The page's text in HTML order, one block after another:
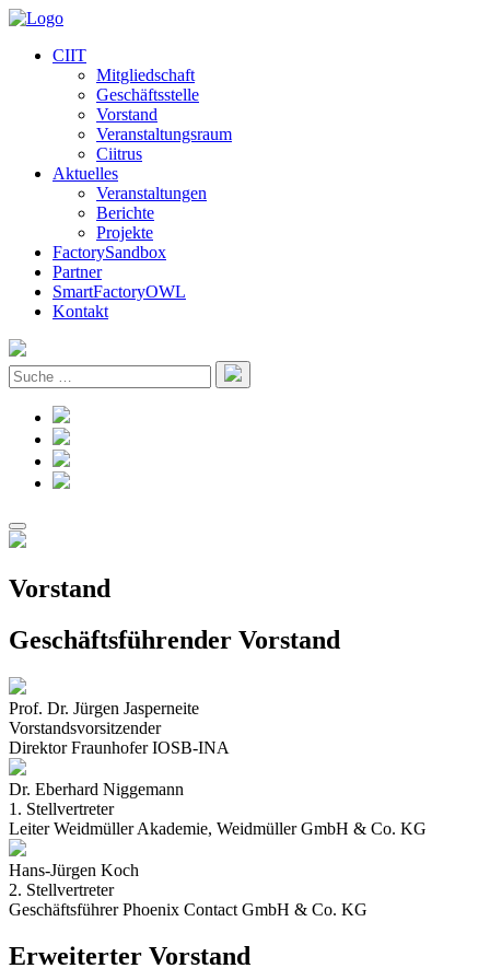
CIIT
Mitgliedschaft
Geschäftsstelle
Vorstand
Veranstaltungsraum
Ciitrus
Aktuelles
Veranstaltungen
Berichte
Projekte
FactorySandbox
Partner
SmartFactoryOWL
Kontakt
Vorstand
Geschäftsführender Vorstand
Prof. Dr. Jürgen Jasperneite
Vorstandsvorsitzender
Direktor Fraunhofer IOSB-INA
Dr. Eberhard Niggemann
1. Stellvertreter
Leiter Weidmüller Akademie, Weidmüller GmbH & Co. KG
Hans-Jürgen Koch
2. Stellvertreter
Geschäftsführer Phoenix Contact GmbH & Co. KG
Erweiterter Vorstand